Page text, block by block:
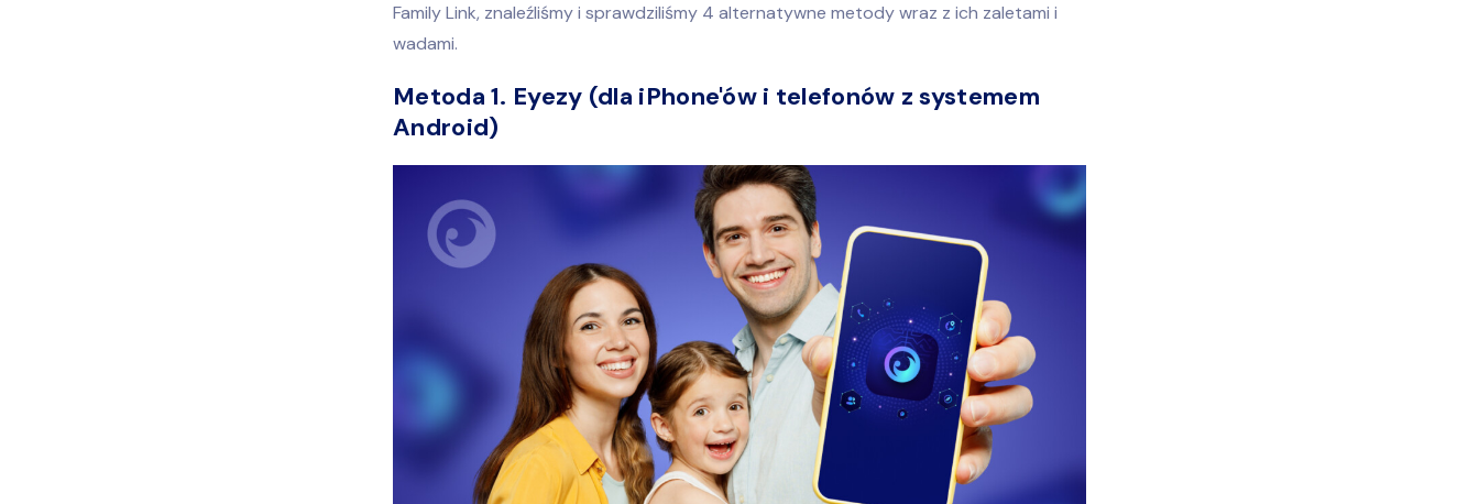
Family Link, znaleźliśmy i sprawdziliśmy 4 alternatywne metody wraz z ich zaletami i
wadami.
Metoda 1. Eyezy (dla iPhone'ów i telefonów z systemem
Android)